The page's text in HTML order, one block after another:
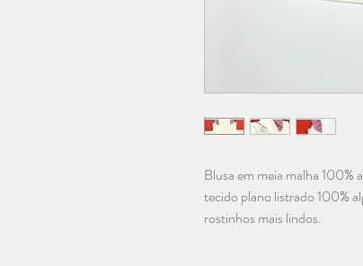
Blusa em meia malha 100%
tecido plano listrado 100%
rostinhos mais lindos.